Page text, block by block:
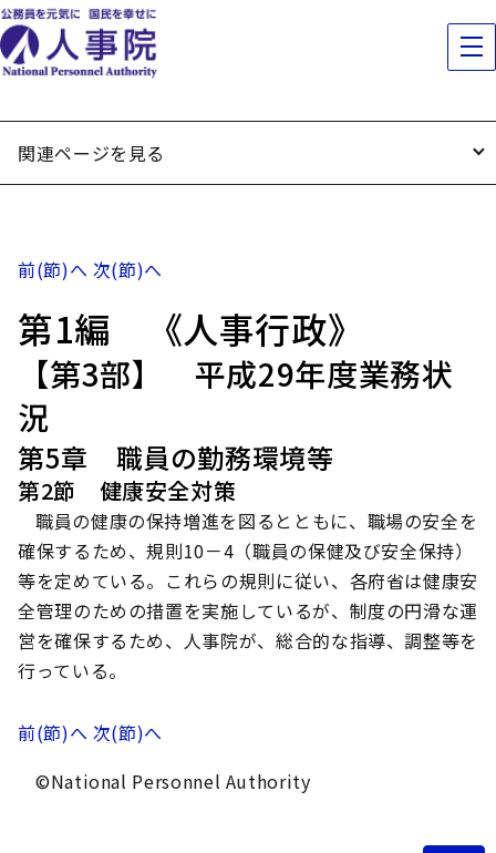
関連ページを見る
前(節)へ 次(節)へ
第1編 《人事行政》
【第3部】 平成29年度業務状
況
第5章 職員の勤務環境等
第2節 健康安全対策
職員の健康の保持増進を図るとともに、職場の安全を
確保するため、規則10－4（職員の保健及び安全保持）
等を定めている。これらの規則に従い、各府省は健康安
全管理のための措置を実施しているが、制度の円滑な運
営を確保するため、人事院が、総合的な指導、調整等を
行っている。
前(節)へ 次(節)へ
©National Personnel Authority